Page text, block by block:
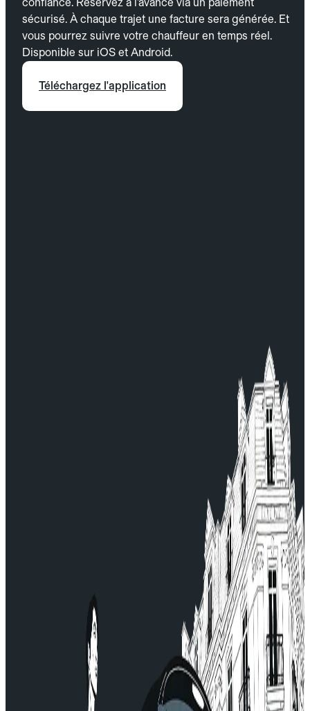
sécurisé. À chaque trajet une facture sera générée. Et
vous pourrez suivre votre chauffeur en temps réel.
Disponible sur iOS et Android.
Téléchargez l'application